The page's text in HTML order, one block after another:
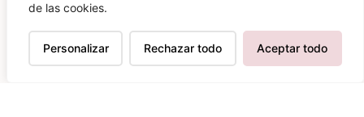
de las cookies.
Personalizar Rechazar todo Aceptar todo
Suscríbete para estar al día de
las novedades
Más de70.000 personasya son parte de